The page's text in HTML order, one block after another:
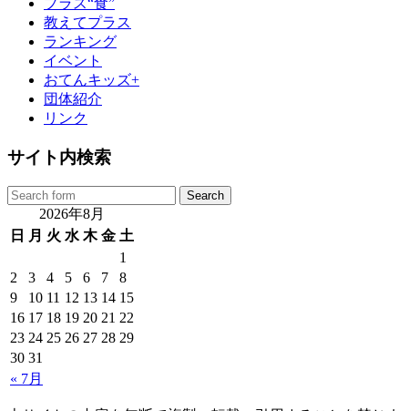
プラス“食”
教えてプラス
ランキング
イベント
おてんキッズ+
団体紹介
リンク
サイト内検索
2026年8月
日 月 火 水 木 金 土
« 7月
1
2
3 4 5 6 7
8
9
10 11 12 13 14 15
16 17 18 19 20 21 22
23 24 25 26 27 28 29
30 31